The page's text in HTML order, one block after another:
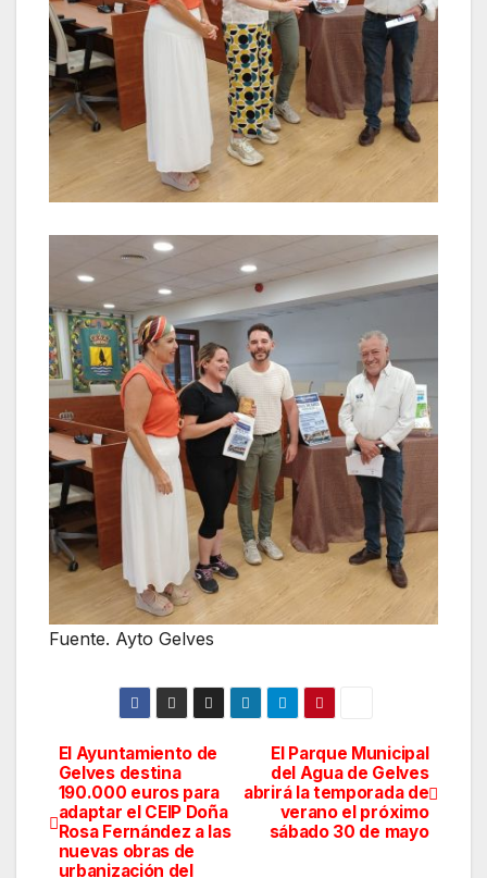
Fuente. Ayto Gelves
Navegación
de
entradas
El Parque Municipal
del Agua de Gelves
abrirá la temporada de
verano el próximo
sábado 30 de mayo
El Ayuntamiento de
Gelves destina
190.000 euros para
adaptar el CEIP Doña
Rosa Fernández a las
nuevas obras de
urbanización del